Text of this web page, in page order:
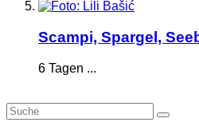
Scampi, Spargel,
6 Tagen ...